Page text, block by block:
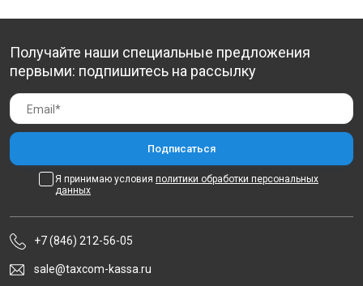
Получайте наши специальные предложения
первыми: подпишитесь на рассылку
Я принимаю условия политики обработки персональных
данных
+7 (846) 212-56-05
sale@taxcom-kassa.ru